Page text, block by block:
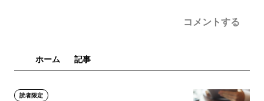
コメントする
ホーム 記事
読者限定